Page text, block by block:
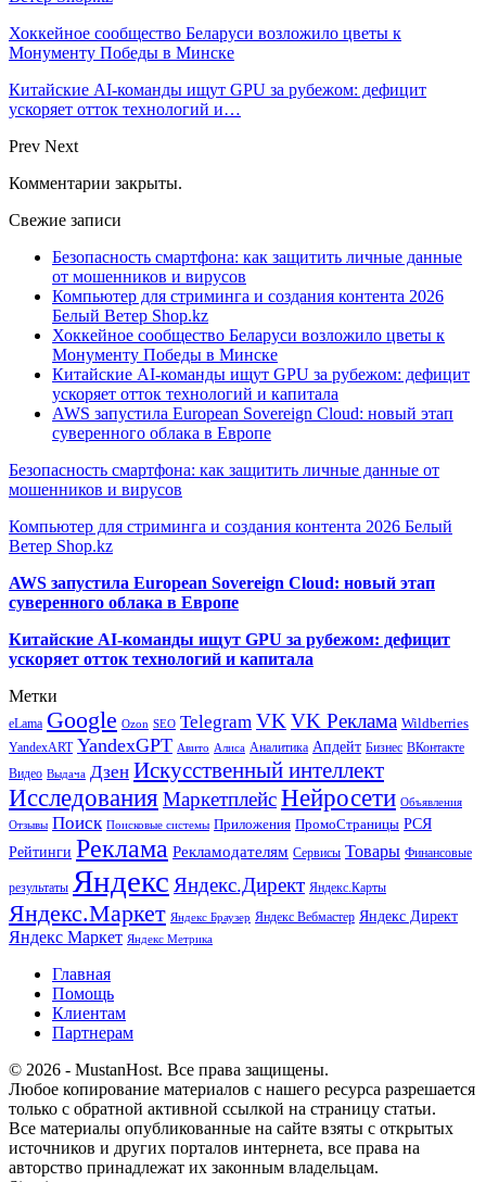
Хоккейное сообщество Беларуси возложило цветы к
Монументу Победы в Минске
Китайские AI-команды ищут GPU за рубежом: дефицит
ускоряет отток технологий и…
Prev Next
Комментарии закрыты.
Свежие записи
Безопасность смартфона: как защитить личные данные
от мошенников и вирусов
Компьютер для стриминга и создания контента 2026
Белый Ветер Shop.kz
Хоккейное сообщество Беларуси возложило цветы к
Монументу Победы в Минске
Китайские AI-команды ищут GPU за рубежом: дефицит
ускоряет отток технологий и капитала
AWS запустила European Sovereign Cloud: новый этап
суверенного облака в Европе
Безопасность смартфона: как защитить личные данные от
мошенников и вирусов
Компьютер для стриминга и создания контента 2026 Белый
Ветер Shop.kz
AWS запустила European Sovereign Cloud: новый этап
суверенного облака в Европе
Китайские AI-команды ищут GPU за рубежом: дефицит
ускоряет отток технологий и капитала
Метки
eLama Google Ozon SEO Telegram VK VK Реклама Wildberries
YandexART YandexGPT Авито Алиса Аналитика Апдейт Бизнес ВКонтакте
Видео Выдача Дзен Искусственный интеллект
Исследования МаркетплейсНейросети Объявления
Отзывы Поиск Поисковые системы Приложения ПромоСтраницы РСЯ
Рейтинги Реклама Рекламодателям Сервисы Товары Финансовые
результаты Яндекс Яндекс.Директ Яндекс.Карты
Яндекс.Маркет Яндекс Браузер Яндекс Вебмастер Яндекс Директ
Яндекс Маркет Яндекс Метрика
Главная
Помощь
Клиентам
Партнерам
© 2026 - MustanHost. Все права защищены.
Любое копирование материалов с нашего ресурса разрешается
только с обратной активной ссылкой на страницу статьи.
Все материалы опубликованные на сайте взяты с открытых
источников и других порталов интернета, все права на
авторство принадлежат их законным владельцам.